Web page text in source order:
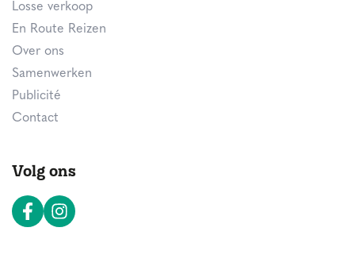
Losse verkoop
En Route Reizen
Over ons
Samenwerken
Publicité
Contact
Volg ons